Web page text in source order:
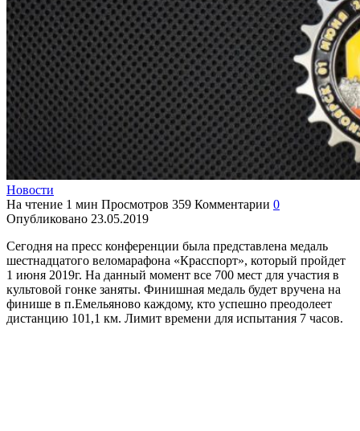
Новости
На чтение 1 мин Просмотров 359 Комментарии 0
Опубликовано 23.05.2019
Сегодня на пресс конференции была представлена медаль
шестнадцатого веломарафона «Красспорт», который пройдет
1 июня 2019г. На данный момент все 700 мест для участия в
культовой гонке заняты. Финишная медаль будет вручена на
финише в п.Емельяново каждому, кто успешно преодолеет
дистанцию 101,1 км. Лимит времени для испытания 7 часов.